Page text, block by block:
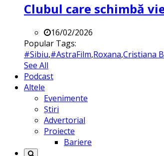
Clubul care schimbă
16/02/2026
Popular Tags:
#Sibiu,#AstraFilm,Roxana,Cristiana
See All
Podcast
Altele
Evenimente
Știri
Advertorial
Proiecte
Bariere